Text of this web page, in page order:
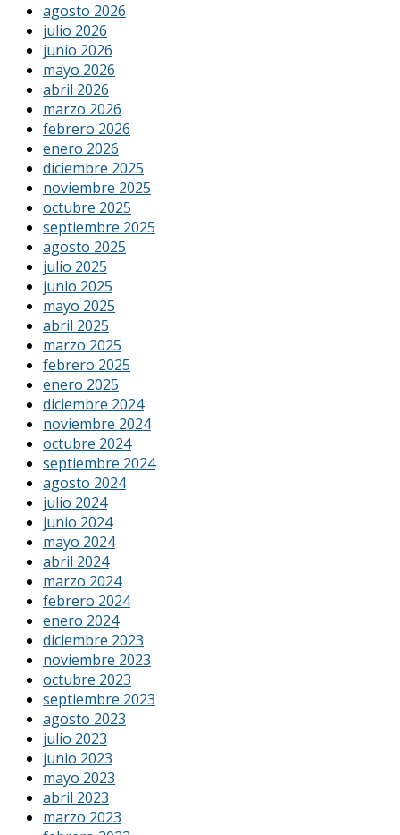
agosto 2026
julio 2026
junio 2026
mayo 2026
abril 2026
marzo 2026
febrero 2026
enero 2026
diciembre 2025
noviembre 2025
octubre 2025
septiembre 2025
agosto 2025
julio 2025
junio 2025
mayo 2025
abril 2025
marzo 2025
febrero 2025
enero 2025
diciembre 2024
noviembre 2024
octubre 2024
septiembre 2024
agosto 2024
julio 2024
junio 2024
mayo 2024
abril 2024
marzo 2024
febrero 2024
enero 2024
diciembre 2023
noviembre 2023
octubre 2023
septiembre 2023
agosto 2023
julio 2023
junio 2023
mayo 2023
abril 2023
marzo 2023